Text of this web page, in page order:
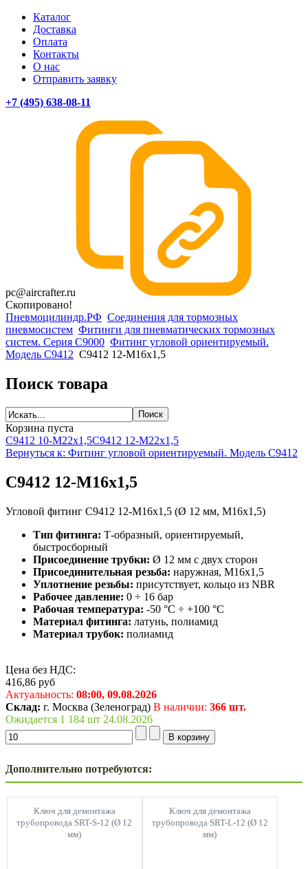
Каталог
Доставка
Оплата
Контакты
О нас
Отправить заявку
+7 (495) 638-08-11
pc@aircrafter.ru
Скопировано!
Пневмоцилиндр.РФ Соединения для тормозных
пневмосистем Фитинги для пневматических тормозных
систем. Серия C9000 Фитинг угловой ориентируемый.
Модель C9412 C9412 12-M16x1,5
Поиск товара
Корзина пуста
C9412 10-M22x1,5C9412 12-M22x1,5
Вернуться к: Фитинг угловой ориентируемый. Модель C9412
C9412 12-M16x1,5
Угловой фитинг C9412 12-M16x1,5 (Ø 12 мм, M16x1,5)
Тип фитинга: Т-образный, ориентируемый,
быстросборный
Присоединение трубки: Ø 12 мм с двух сторон
Присоединительная резьба: наружная, M16x1,5
Уплотнение резьбы: присутствует, кольцо из NBR
Рабочее давление: 0 ÷ 16 бар
Рабочая температура: -50 °С ÷ +100 °С
Материал фитинга: латунь, полиамид
Материал трубок: полиамид
Цена без НДС:
416,86 руб
Актуальность: 08:00, 09.08.2026
Склад: г. Москва (Зеленоград) В наличии: 366 шт.
Ожидается 1 184 шт 24.08.2026
Дополнительно потребуются:
Ключ для демонтажа
трубопровода SRT-S-12 (Ø 12
мм)
Ключ для демонтажа
трубопровода SRT-L-12 (Ø 12
мм)